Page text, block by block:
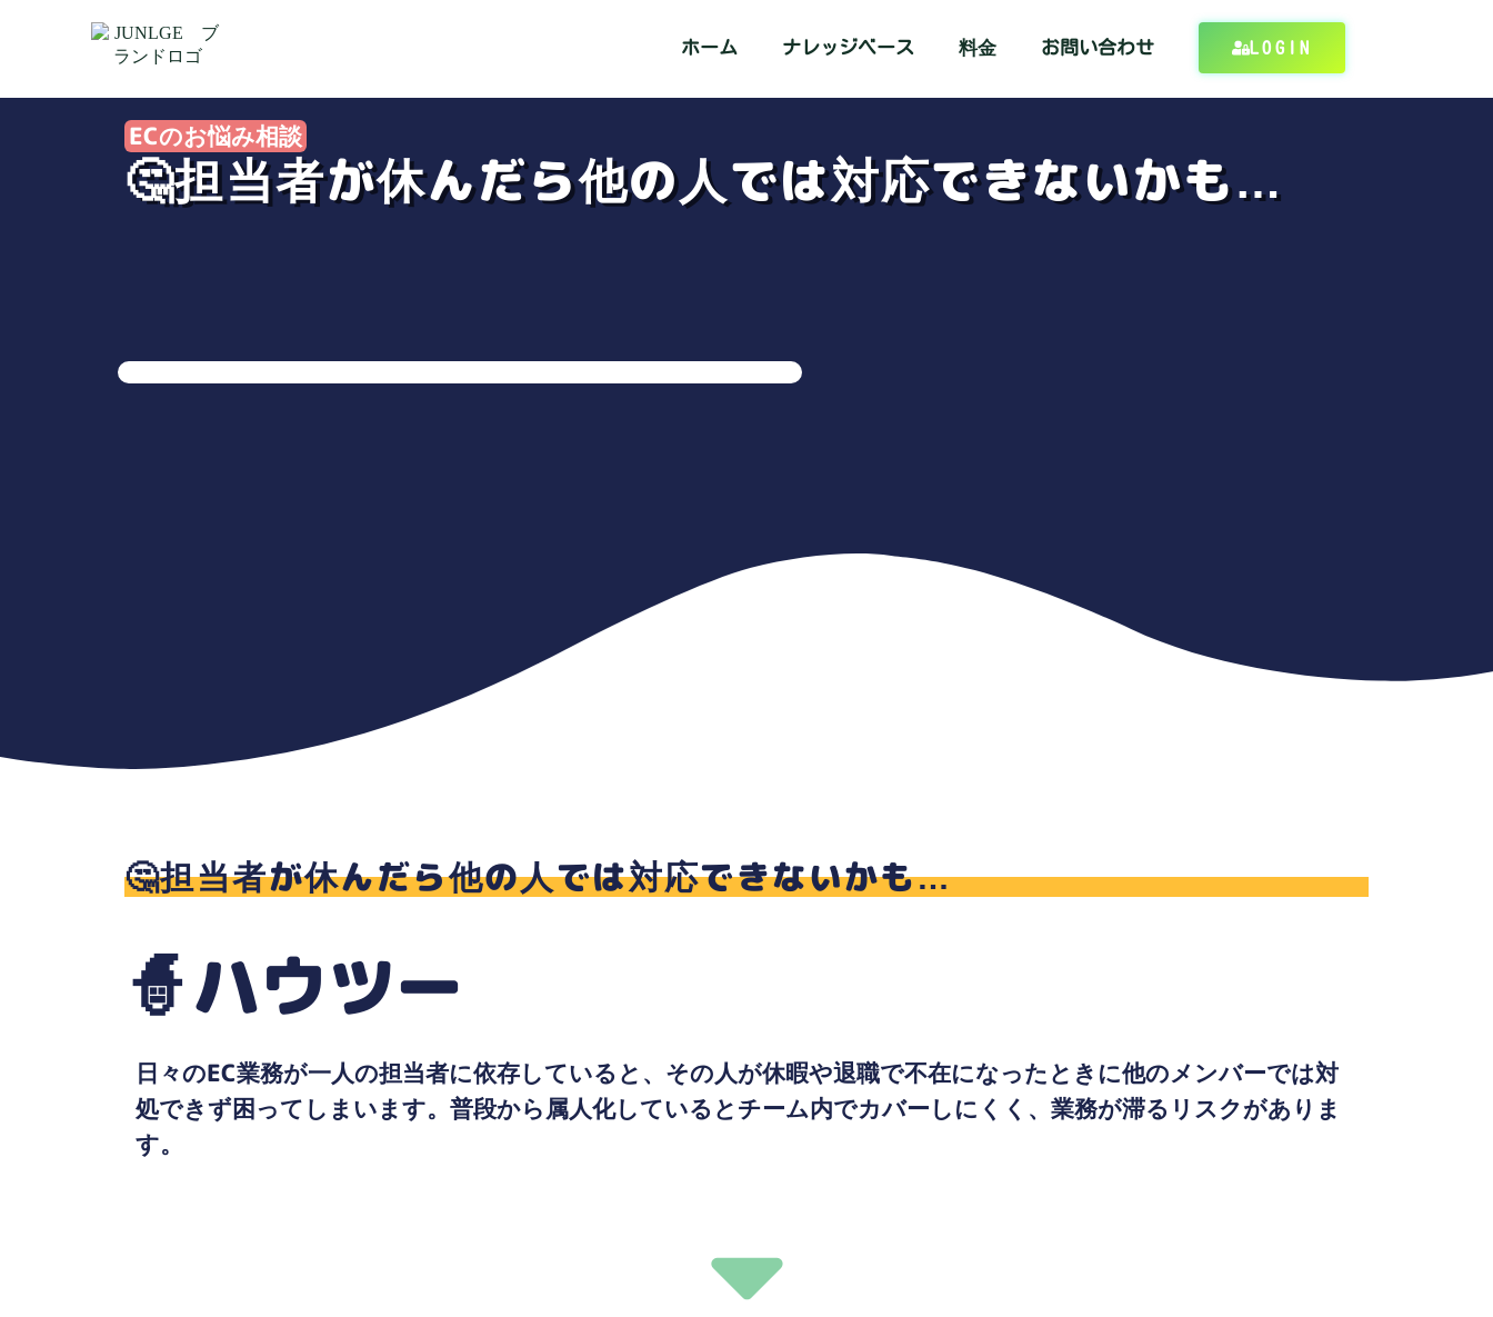
ホーム ナレッジベース 料金 お問い合わせ LOGIN
ECのお悩み相談
🤔担当者が休んだら他の人では対応できないかも…
🤔担当者が休んだら他の人では対応できないかも…
🧙ハウツー
日々のEC業務が一人の担当者に依存していると、その人が休暇や退職で不在になったときに他のメンバーでは対
処できず困ってしまいます。普段から属人化しているとチーム内でカバーしにくく、業務が滞るリスクがありま
す。